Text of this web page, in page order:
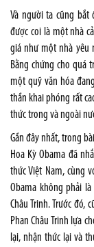
Và người ta cũng bắt
được coi là một nhà
giá như một nhà yêu
Bằng chứng cho quá
một quỹ văn hóa
thần khai phóng rất
thức trong và ngoài
Gần đây nhất, trong
Hoa Kỳ Obama đã
thức Việt Nam, cùng
Obama không phải
Châu Trinh. Trước
Phan Châu Trinh lựa
lại, nhận thức lại và